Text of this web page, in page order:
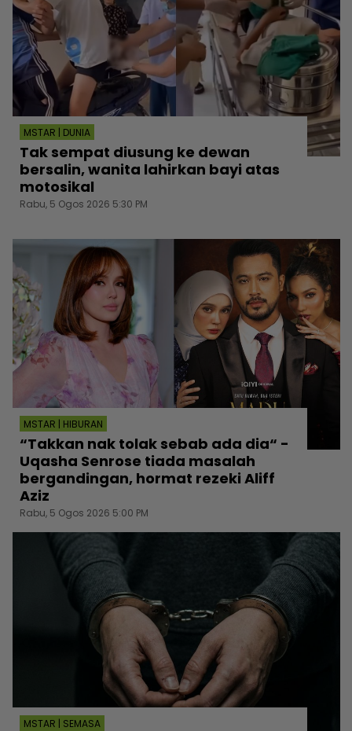
MSTAR | DUNIA
Tak sempat diusung ke dewan
bersalin, wanita lahirkan bayi atas
motosikal
Rabu, 5 Ogos 2026 5:30 PM
MSTAR | HIBURAN
“Takkan nak tolak sebab ada dia“ -
Uqasha Senrose tiada masalah
bergandingan, hormat rezeki Aliff
Aziz
Rabu, 5 Ogos 2026 5:00 PM
MSTAR | SEMASA